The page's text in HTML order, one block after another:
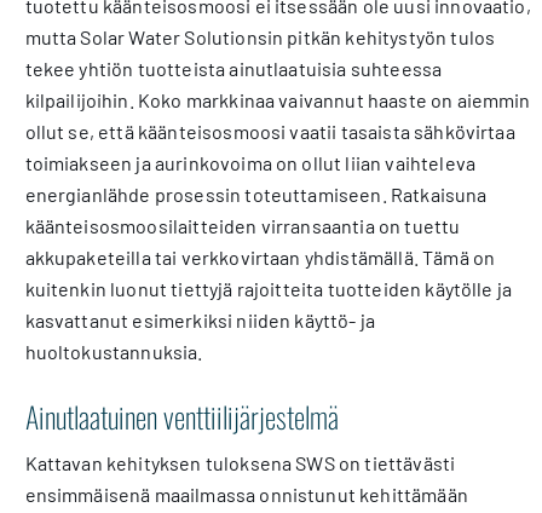
tuotettu käänteisosmoosi ei itsessään ole uusi innovaatio,
mutta Solar Water Solutionsin pitkän kehitystyön tulos
tekee yhtiön tuotteista ainutlaatuisia suhteessa
kilpailijoihin. Koko markkinaa vaivannut haaste on aiemmin
ollut se, että käänteisosmoosi vaatii tasaista sähkövirtaa
toimiakseen ja aurinkovoima on ollut liian vaihteleva
energianlähde prosessin toteuttamiseen. Ratkaisuna
käänteisosmoosilaitteiden virransaantia on tuettu
akkupaketeilla tai verkkovirtaan yhdistämällä. Tämä on
kuitenkin luonut tiettyjä rajoitteita tuotteiden käytölle ja
kasvattanut esimerkiksi niiden käyttö- ja
huoltokustannuksia.
Ainutlaatuinen venttiilijärjestelmä
Kattavan kehityksen tuloksena SWS on tiettävästi
ensimmäisenä maailmassa onnistunut kehittämään